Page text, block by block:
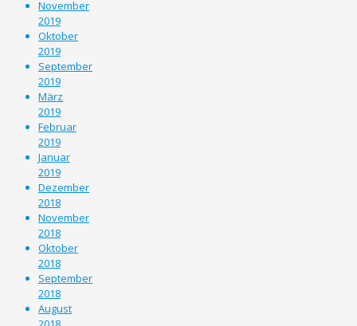
November
2019
Oktober
2019
September
2019
März
2019
Februar
2019
Januar
2019
Dezember
2018
November
2018
Oktober
2018
September
2018
August